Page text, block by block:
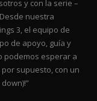
y con la serie –
nuestra
3, el equipo de
de apoyo, guía y
podemos esperar a
supuesto, con un